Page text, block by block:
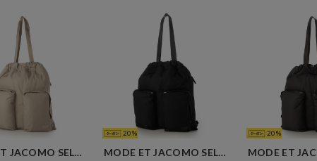
MODE ET JACOMO SELECT
20
MODE ET JACOMO SELECT
20